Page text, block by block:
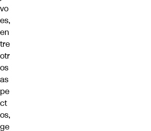
vo
es,
en
tre
otr
os
as
pe
ct
os,
ge